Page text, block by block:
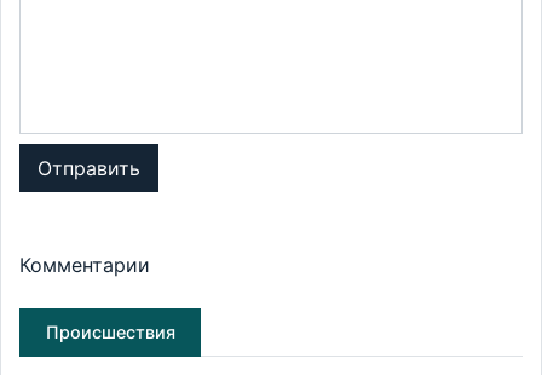
Отправить
Комментарии
Происшествия